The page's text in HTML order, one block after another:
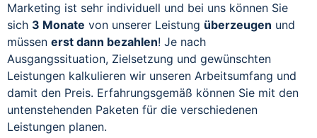
Marketing ist sehr individuell und bei uns können Sie
sich 3 Monate von unserer Leistung überzeugen und
müssen erst dann bezahlen! Je nach
Ausgangssituation, Zielsetzung und gewünschten
Leistungen kalkulieren wir unseren Arbeitsumfang und
damit den Preis. Erfahrungsgemäß können Sie mit den
untenstehenden Paketen für die verschiedenen
Leistungen planen.